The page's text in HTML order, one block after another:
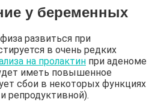
у беременных
развиться при
в очень редких
на пролактин при аденоме
иметь повышенное
сбои в некоторых функциях
репродуктивной).